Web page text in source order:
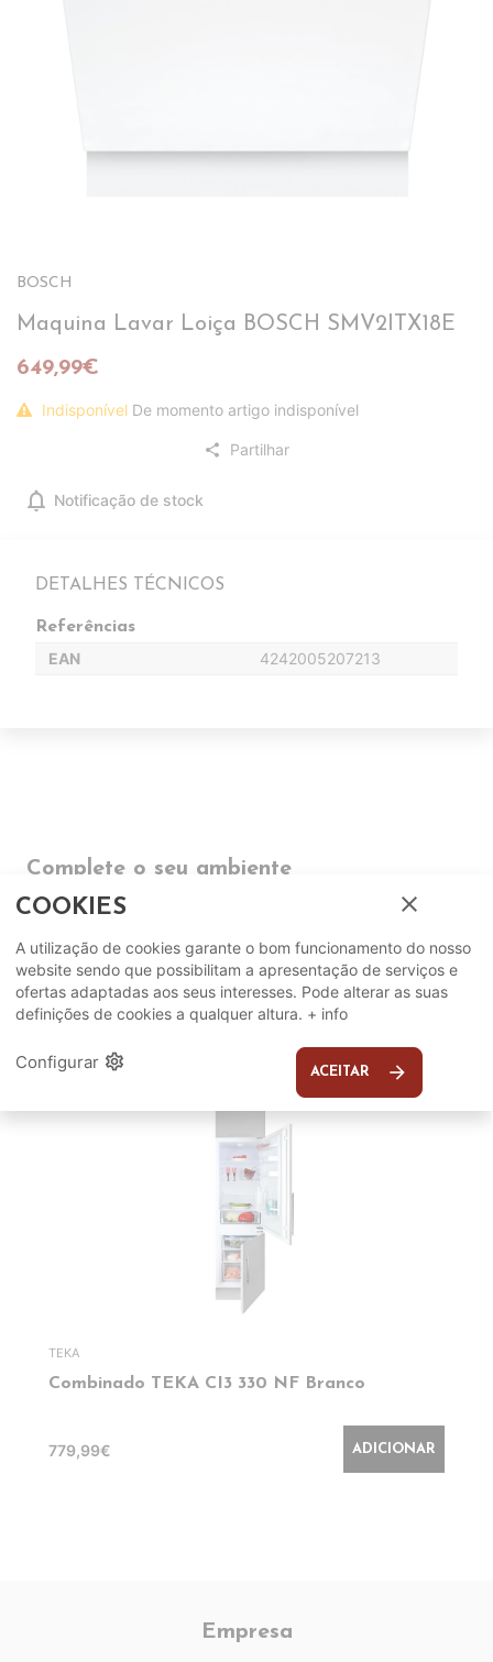
BOSCH
Maquina Lavar Loiça BOSCH SMV2ITX18E
649,99€
Indisponível De momento artigo indisponível
share Partilhar
notifications Notificação de stock
DETALHES TÉCNICOS
Referências
EAN 4242005207213
Complete o seu ambiente
COMPLEMENTOS
SUGERIDOS
TEKA
Combinado TEKA CI3 330 NF Branco
779,99€ ADICIONAR
Empresa
COOKIES close
A utilização de cookies garante o bom funcionamento do nosso
website sendo que possibilitam a apresentação de serviços e
ofertas adaptadas aos seus interesses. Pode alterar as suas
definições de cookies a qualquer altura. + info
Configurar settings ACEITAR arrow_forward